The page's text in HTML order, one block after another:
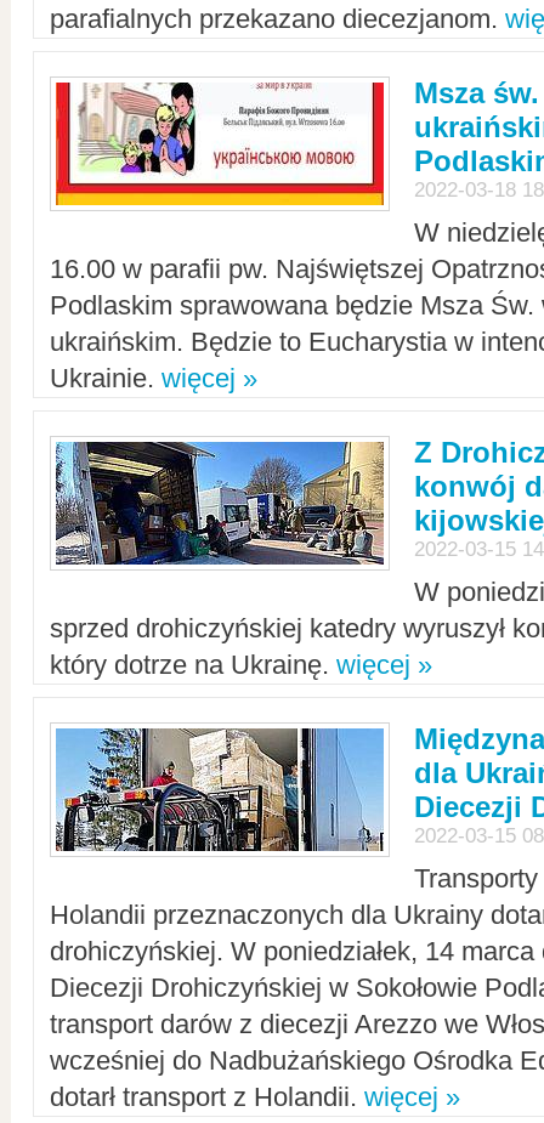
parafialnych przekazano diecezjanom.
Msza
2022-03-18
W
16.00 w parafii pw. Najświętszej
Podlaskim sprawowana będzie Msza Św.
ukraińskim. Będzie to Eucharystia w
Ukrainie. więcej »
Z
konwój
2022-03-15
W
sprzed drohiczyńskiej katedry wyruszył
który dotrze na Ukrainę. więcej »
dla
Diecezji
2022-03-15
Holandii przeznaczonych dla Ukrainy
drohiczyńskiej. W poniedziałek, 14
Diecezji Drohiczyńskiej w Sokołowie
transport darów z diecezji Arezzo we
wcześniej do Nadbużańskiego Ośrodka
dotarł transport z Holandii. więcej »